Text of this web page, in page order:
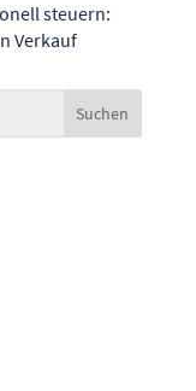
steuern:
Verkauf